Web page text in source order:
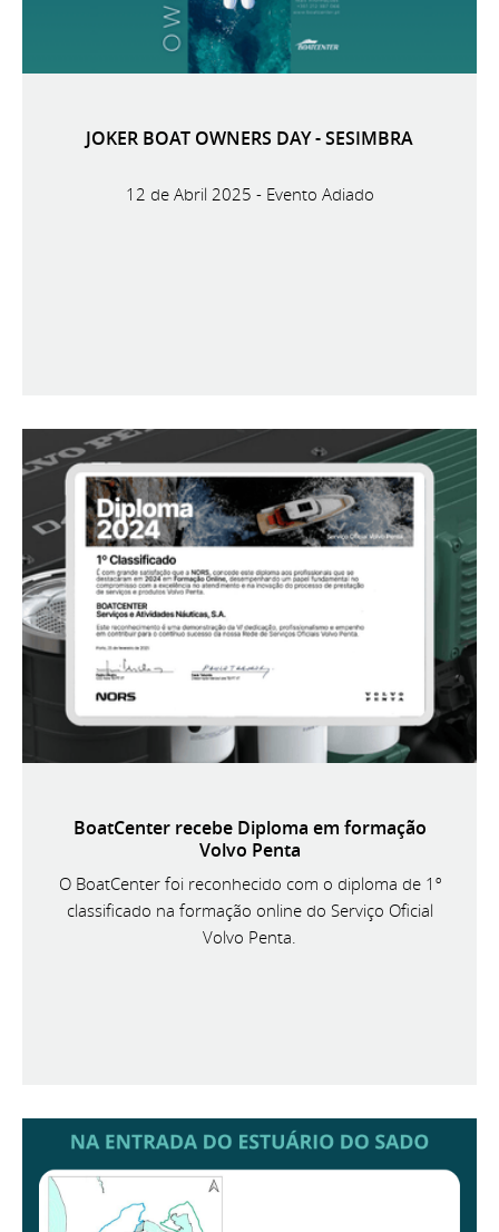
JOKER BOAT OWNERS DAY - SESIMBRA
12 de Abril 2025 - Evento Adiado
BoatCenter recebe Diploma em formação
Volvo Penta
O BoatCenter foi reconhecido com o diploma de 1º
classificado na formação online do Serviço Oficial
Volvo Penta.